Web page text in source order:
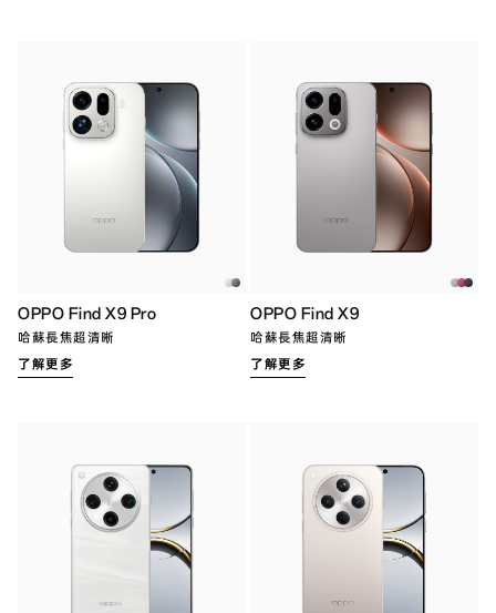
OPPO Find X9 Pro
哈蘇長焦超清晰
了解更多
OPPO Find X9
哈蘇長焦超清晰
了解更多